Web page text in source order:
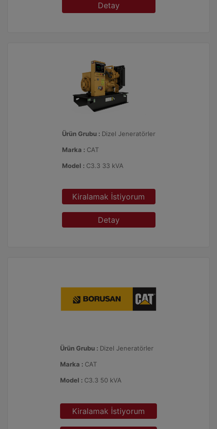
Detay
Ürün Grubu : Dizel Jeneratörler
Marka : CAT
Model : C3.3 33 kVA
Kiralamak İstiyorum
Detay
Ürün Grubu : Dizel Jeneratörler
Marka : CAT
Model : C3.3 50 kVA
Kiralamak İstiyorum